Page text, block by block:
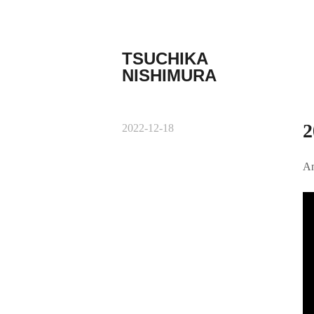
ン
ツ
キ
TSUCHIKA
NISHIMURA
site
2022-12-18